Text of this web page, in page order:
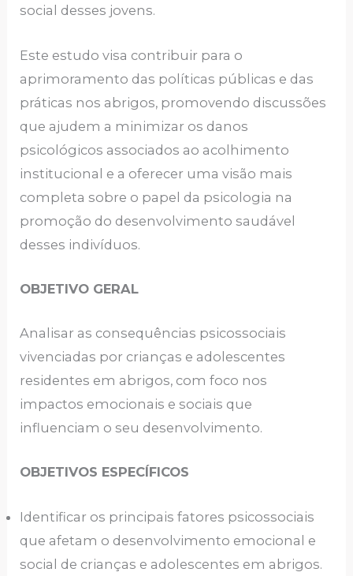
social desses jovens.
Este estudo visa contribuir para o
aprimoramento das políticas públicas e das
práticas nos abrigos, promovendo discussões
que ajudem a minimizar os danos
psicológicos associados ao acolhimento
institucional e a oferecer uma visão mais
completa sobre o papel da psicologia na
promoção do desenvolvimento saudável
desses indivíduos.
OBJETIVO GERAL
Analisar as consequências psicossociais
vivenciadas por crianças e adolescentes
residentes em abrigos, com foco nos
impactos emocionais e sociais que
influenciam o seu desenvolvimento.
OBJETIVOS ESPECÍFICOS
Identificar os principais fatores psicossociais
que afetam o desenvolvimento emocional e
social de crianças e adolescentes em abrigos.